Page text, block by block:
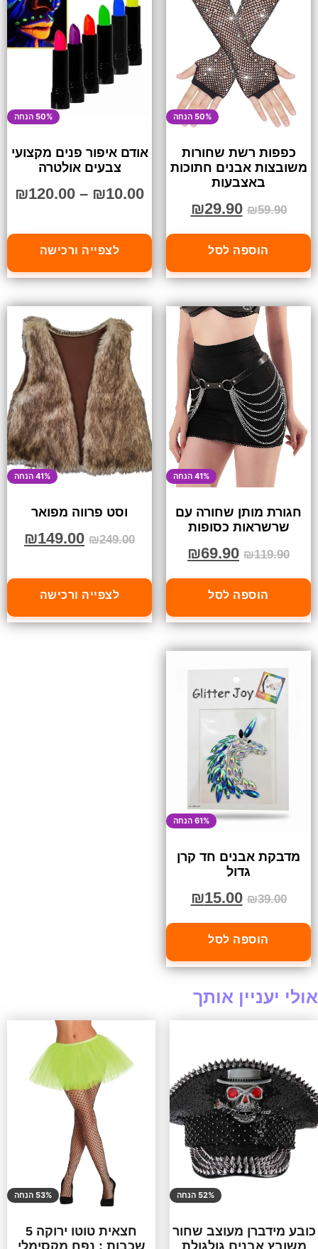
50% הנחה
כפפות רשת שחורות
משובצות אבנים חתוכות
באצבעות
₪59.90
₪29.90
הוספה לסל
50% הנחה
אודם איפור פנים מקצועי
צבעים אולטרה
₪10.00
–
₪120.00
לצפייה ורכישה
41% הנחה
חגורת מותן שחורה עם
שרשראות כסופות
₪119.90
₪69.90
הוספה לסל
41% הנחה
וסט פרווה מפואר
₪249.00
₪149.00
לצפייה ורכישה
61% הנחה
מדבקת אבנים חד קרן
גדול
₪39.00
₪15.00
הוספה לסל
אולי יעניין אותך
52% הנחה
כובע מידברן מעוצב שחור
משובץ אבנים גולגולת
53% הנחה
חצאית טוטו ירוקה 5
שכבות : נפח מקסימלי